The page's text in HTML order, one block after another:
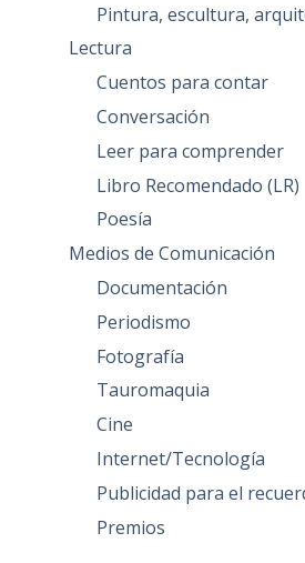
Pintura, escultura,
Lectura
Cuentos para contar
Conversación
Leer para comprender
Libro Recomendado (LR)
Poesía
Medios de Comunicación
Documentación
Periodismo
Fotografía
Tauromaquia
Cine
Internet/Tecnología
Publicidad para el
Premios